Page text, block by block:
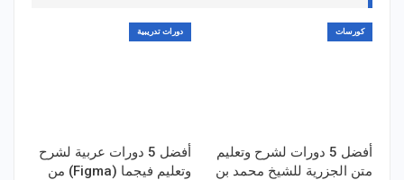
كورسات
أفضل 5 دورات لشرح وتعليم
متن الجزرية للشيخ محمد بن
دورات تدريبية
أفضل 5 دورات عربية لشرح
وتعليم فيجما (Figma) من